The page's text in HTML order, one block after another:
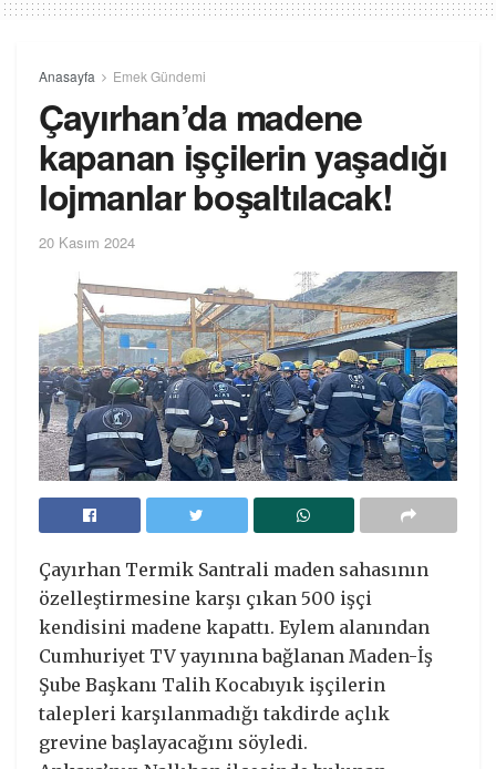
Anasayfa Emek Gündemi
Çayırhan’da madene
kapanan işçilerin yaşadığı
lojmanlar boşaltılacak!
20 Kasım 2024
Çayırhan Termik Santrali maden sahasının
özelleştirmesine karşı çıkan 500 işçi
kendisini madene kapattı. Eylem alanından
Cumhuriyet TV yayınına bağlanan Maden-İş
Şube Başkanı Talih Kocabıyık işçilerin
talepleri karşılanmadığı takdirde açlık
grevine başlayacağını söyledi.